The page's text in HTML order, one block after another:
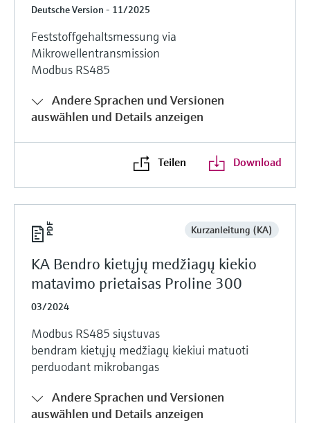
Deutsche Version - 11/2025
Feststoffgehaltsmessung via
Mikrowellentransmission
Modbus RS485
Andere Sprachen und Versionen
auswählen und Details anzeigen
Teilen Download
Kurzanleitung (KA)
KA Bendro kietųjų medžiagų kiekio
matavimo prietaisas Proline 300
03/2024
Modbus RS485 siųstuvas
bendram kietųjų medžiagų kiekiui matuoti
perduodant mikrobangas
Andere Sprachen und Versionen
auswählen und Details anzeigen